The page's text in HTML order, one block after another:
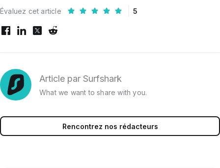
Évaluez cet article 5
Article par Surfshark
What we want to share with you.
Rencontrez nos rédacteurs